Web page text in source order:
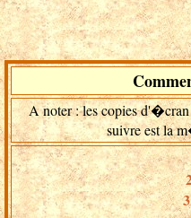
A noter : les copies
suivre est la